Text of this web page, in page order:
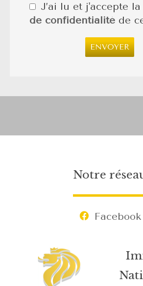
J’ai lu et j'accepte la
de confidentialité de
ENVOYER
Notre
Facebook